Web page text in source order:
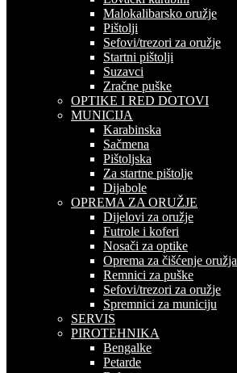
Malokalibarsko oružje
Pištolji
Sefovi/trezori za oružje
Startni pištolji
Suzavci
Zračne puške
OPTIKE I RED DOTOVI
MUNICIJA
Karabinska
Sačmena
Pištoljska
Za startne pištolje
Dijabole
OPREMA ZA ORUŽJE
Dijelovi za oružje
Futrole i koferi
Nosači za optike
Oprema za čišćenje oružja
Remnici za puške
Sefovi/trezori za oružje
Spremnici za municiju
SERVIS
PIROTEHNIKA
Bengalke
Petarde